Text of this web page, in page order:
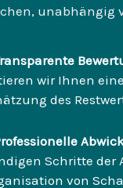
unabhängig
wir Ihnen
des
Schritte
von